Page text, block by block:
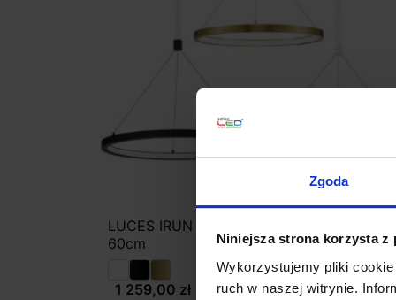
Zgoda
Niniejsza strona korzysta z
Wykorzystujemy pliki
ruch w naszej witrynie.
LUCES IRUN LE41407 lampa wisząca LED
60cm
1 259,00 zł